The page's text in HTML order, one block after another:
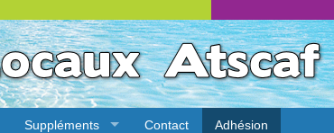
Suppléments Contact Adhésion